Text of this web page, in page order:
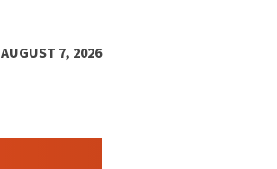
AUGUST 7, 2026